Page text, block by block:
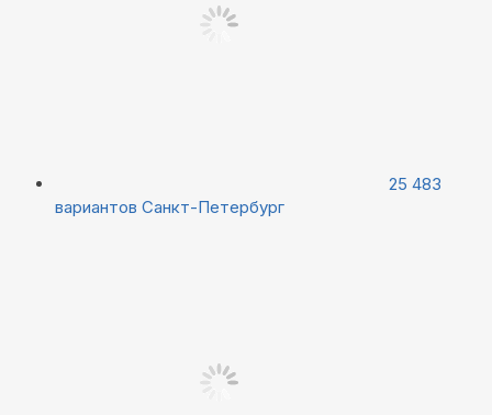
25 483
вариантов Санкт-Петербург